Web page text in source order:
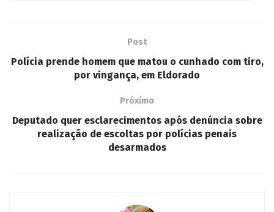
Post
Polícia prende homem que matou o cunhado com tiro,
por vingança, em Eldorado
Próximo
Deputado quer esclarecimentos após denúncia sobre
realização de escoltas por polícias penais
desarmados